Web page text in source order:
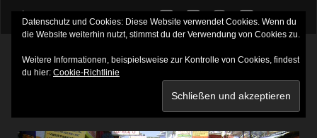
twitterfacebookinstagram
youtube
Datenschutz und Cookies: Diese Website verwendet Cookies. Wenn du
die Website weiterhin nutzt, stimmst du der Verwendung von Cookies zu.
Weitere Informationen, beispielsweise zur Kontrolle von Cookies, findest
du hier: Cookie-Richtlinie